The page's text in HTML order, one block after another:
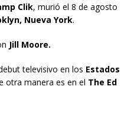
Clik, murió el 8 de agosto
Nueva York.
Jill Moore.
televisivo en los Estados
otra manera es en el The Ed